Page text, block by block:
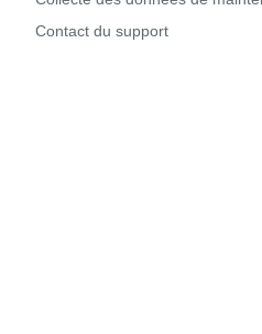
Contact du support